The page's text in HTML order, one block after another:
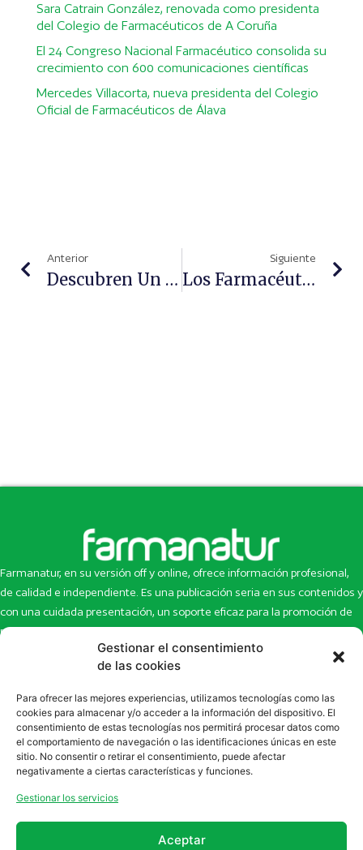
Gestionar el consentimiento
de las cookies
Para ofrecer las mejores experiencias, utilizamos tecnologías como las
cookies para almacenar y/o acceder a la información del dispositivo. El
consentimiento de estas tecnologías nos permitirá procesar datos como
el comportamiento de navegación o las identificaciones únicas en este
sitio. No consentir o retirar el consentimiento, puede afectar
negativamente a ciertas características y funciones.
Gestionar los servicios
Aceptar
Sara Catrain González, renovada como presidenta
del Colegio de Farmacéuticos de A Coruña
El 24 Congreso Nacional Farmacéutico consolida su
crecimiento con 600 comunicaciones científicas
Mercedes Villacorta, nueva presidenta del Colegio
Oficial de Farmacéuticos de Álava
Anterior
Descubren Un Nuevo Gen Que Afecta A La Causa Y El Tratamiento Del Alzheimer
Siguiente
Los Farmacéuticos Se Forman En Plantas Medicinales Para Alteraciones Del Aparato Urinario
Farmanatur, en su versión off y online, ofrece información profesional,
de calidad e independiente. Es una publicación seria en sus contenidos y
con una cuidada presentación, un soporte eficaz para la promoción de
productos y novedades.
Inicio
Newsletter
Eco Multimedia
Contacto
Artículos
Escaparate
Enlaces de interés
SUSCRÍBETE A NUESTRO NEWSLETTER
la sección deNewsletter